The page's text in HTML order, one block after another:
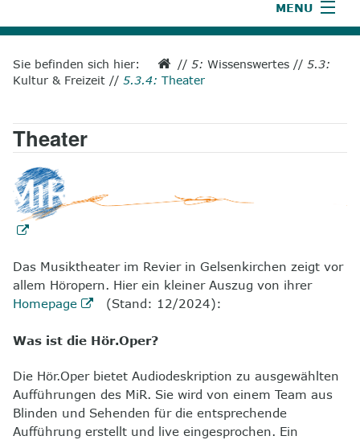
MENU
2
Aktuelles
3
Wir über uns
4
Unsere Leistungen
5
Wissenswertes
6Unterstützen
7
Presse
8
Kontakt
Sie befinden sich hier: //5:Wissenswertes //5.3:
Kultur & Freizeit //5.3.4:Theater
Theater
Das Musiktheater im Revier in Gelsenkirchen zeigt vor
allem Höropern. Hier ein kleiner Auszug von ihrer
Homepage
(Stand: 12/2024):
Was ist die Hör.Oper?
Die Hör.Oper bietet Audiodeskription zu ausgewählten
Aufführungen des MiR. Sie wird von einem Team aus
Blinden und Sehenden für die entsprechende
Aufführung erstellt und live eingesprochen. Ein